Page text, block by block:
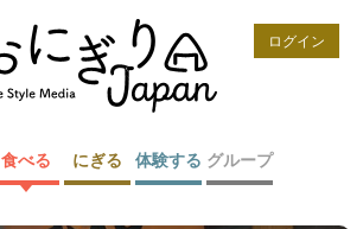
ログイン
食べる にぎる 体験する グループ